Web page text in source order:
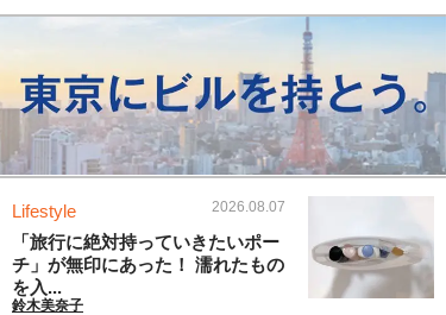
Lifestyle 2026.08.07
「旅行に絶対持っていきたいポー
チ」が無印にあった！ 濡れたもの
を入...
鈴木美奈子